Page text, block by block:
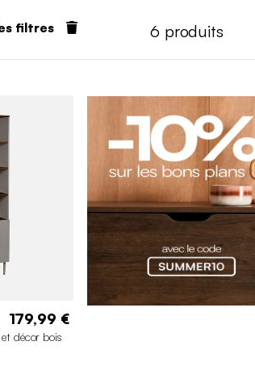
filtres 6 produits
179,99 €
décor bois